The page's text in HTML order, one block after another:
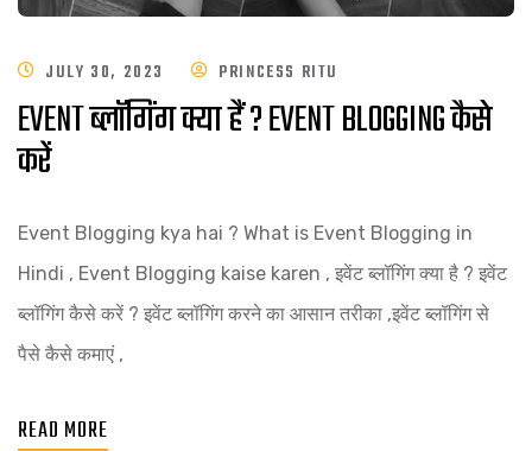
JULY 30, 2023 PRINCESS RITU
EVENT ब्लॉगिंग क्या हैं ? EVENT BLOGGING कैसे
करें
Event Blogging kya hai ? What is Event Blogging in
Hindi , Event Blogging kaise karen , इवेंट ब्लॉगिंग क्या है ? इवेंट
ब्लॉगिंग कैसे करें ? इवेंट ब्लॉगिंग करने का आसान तरीका ,इवेंट ब्लॉगिंग से
पैसे कैसे कमाएं ,
READ MORE